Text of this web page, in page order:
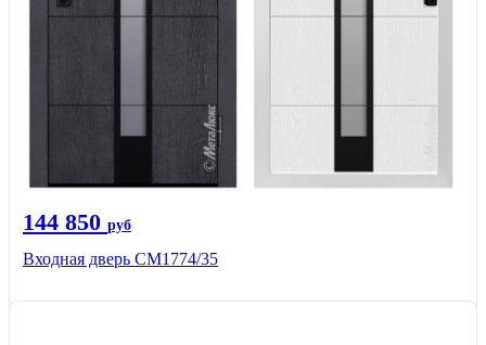
144 850 руб
Входная дверь СМ1774/35